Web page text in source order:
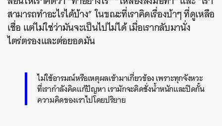
สามารถทำอะไรได้บ้าง” ในขณะที่เราคิดเรื่องบ้าๆ ที่ดูเหลือ
เชื่อ แต่ไม่ใช่ว่ามันจะเป็นไปไม่ได้ เมื่อเรากลับมานั่ง
ไตร่ตรองและต่อยอดมัน
ไม่ใช้อารมณ์หรือเหตุผลเข้ามาเกี่ยวข้อง เพราะทุกจังหวะ
ที่เรากำลังคิดแก้ปัญหา เรามักจะคิดชั่งน้ำหนักและปิดกั้น
ความคิดของเราไปโดยปริยาย